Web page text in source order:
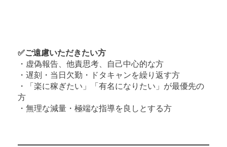
✅ご遠慮いただきたい方
・虚偽報告、他責思考、自己中心的な方
・遅刻・当日欠勤・ドタキャンを繰り返す方
・「楽に稼ぎたい」「有名になりたい」が最優先の
方
・無理な減量・極端な指導を良しとする方